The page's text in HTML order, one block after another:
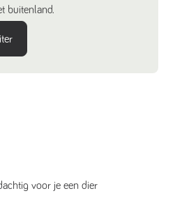
buitenland.
voor je een dier